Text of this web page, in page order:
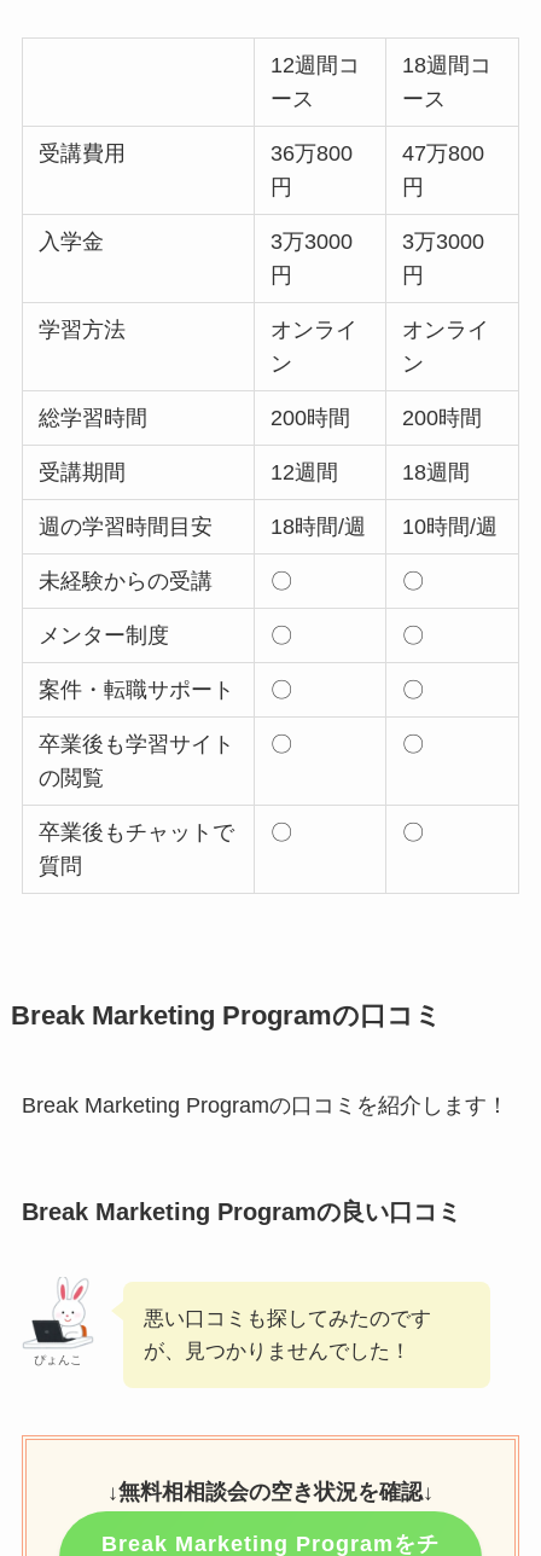
12週間コ
ース
18週間コ
ース
受講費用
36万800
円
47万800
円
入学金
3万3000
円
3万3000
円
学習方法
オンライ
ン
オンライ
ン
総学習時間 200時間 200時間
受講期間 12週間 18週間
週の学習時間目安 18時間/週 10時間/週
未経験からの受講 〇 〇
メンター制度 〇 〇
案件・転職サポート 〇 〇
卒業後も学習サイト
の閲覧
〇 〇
卒業後もチャットで
質問
〇 〇
Break Marketing Programの口コミ
Break Marketing Programの口コミを紹介します！
Break Marketing Programの良い口コミ
ぴょんこ
悪い口コミも探してみたのです
が、見つかりませんでした！
↓無料相相談会の空き状況を確認↓
Break Marketing Programをチ